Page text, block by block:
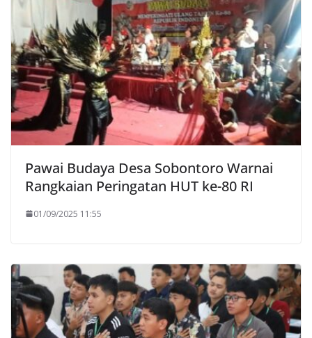
Pawai Budaya Desa Sobontoro Warnai
Rangkaian Peringatan HUT ke-80 RI
01/09/2025 11:55